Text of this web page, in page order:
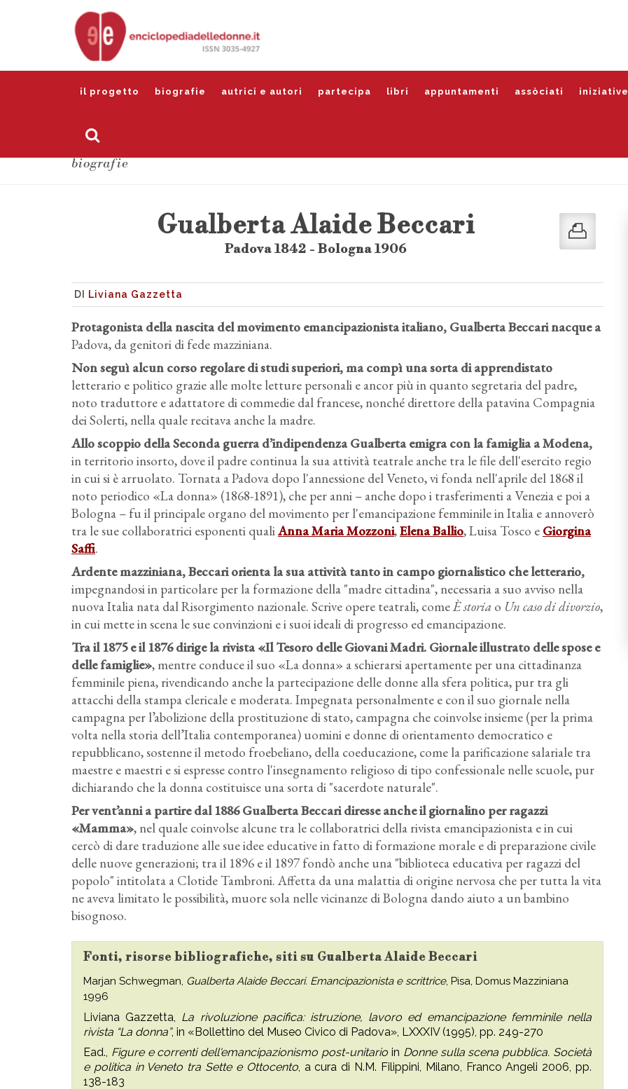
il progetto biografie autrici e autori partecipa libri appuntamenti assòciati iniziative
biografie
Gualberta Alaide Beccari
Padova 1842 - Bologna 1906
DI Liviana Gazzetta
Protagonista della nascita del movimento emancipazionista italiano, Gualberta Beccari nacque a
Padova, da genitori di fede mazziniana.
Non seguì alcun corso regolare di studi superiori, ma compì una sorta di apprendistato
letterario e politico grazie alle molte letture personali e ancor più in quanto segretaria del padre,
noto traduttore e adattatore di commedie dal francese, nonché direttore della patavina Compagnia
dei Solerti, nella quale recitava anche la madre.
Allo scoppio della Seconda guerra d’indipendenza Gualberta emigra con la famiglia a Modena,
in territorio insorto, dove il padre continua la sua attività teatrale anche tra le file dell'esercito regio
in cui si è arruolato. Tornata a Padova dopo l'annessione del Veneto, vi fonda nell'aprile del 1868 il
noto periodico «La donna» (1868-1891), che per anni – anche dopo i trasferimenti a Venezia e poi a
Bologna – fu il principale organo del movimento per l'emancipazione femminile in Italia e annoverò
tra le sue collaboratrici esponenti qualiAnna Maria Mozzoni,Elena Ballio, Luisa Tosco e Giorgina
Saffi.
Ardente mazziniana, Beccari orienta la sua attività tanto in campo giornalistico che letterario,
impegnandosi in particolare per la formazione della "madre cittadina", necessaria a suo avviso nella
nuova Italia nata dal Risorgimento nazionale. Scrive opere teatrali, comeÈ storia o Un caso di divorzio,
in cui mette in scena le sue convinzioni e i suoi ideali di progresso ed emancipazione.
Tra il 1875 e il 1876 dirige la rivista «Il Tesoro delle Giovani Madri. Giornale illustrato delle spose e
delle famiglie», mentre conduce il suo «La donna» a schierarsi apertamente per una cittadinanza
femminile piena, rivendicando anche la partecipazione delle donne alla sfera politica, pur tra gli
attacchi della stampa clericale e moderata. Impegnata personalmente e con il suo giornale nella
campagna per l’abolizione della prostituzione di stato, campagna che coinvolse insieme (per la prima
volta nella storia dell’Italia contemporanea) uomini e donne di orientamento democratico e
repubblicano, sostenne il metodo froebeliano, della coeducazione, come la parificazione salariale tra
maestre e maestri e si espresse contro l'insegnamento religioso di tipo confessionale nelle scuole, pur
dichiarando che la donna costituisce una sorta di "sacerdote naturale".
Per vent’anni a partire dal 1886 Gualberta Beccari diresse anche il giornalino per ragazzi
«Mamma», nel quale coinvolse alcune tra le collaboratrici della rivista emancipazionista e in cui
cercò di dare traduzione alle sue idee educative in fatto di formazione morale e di preparazione civile
delle nuove generazioni; tra il 1896 e il 1897 fondò anche una "biblioteca educativa per ragazzi del
popolo" intitolata a Clotide Tambroni. Affetta da una malattia di origine nervosa che per tutta la vita
ne aveva limitato le possibilità, muore sola nelle vicinanze di Bologna dando aiuto a un bambino
bisognoso.
Fonti, risorse bibliografiche, siti su Gualberta Alaide Beccari
Marjan Schwegman, Gualberta Alaide Beccari. Emancipazionista e scrittrice, Pisa, Domus Mazziniana
1996
Liviana Gazzetta, La rivoluzione pacifica: istruzione, lavoro ed emancipazione femminile nella
rivista “La donna”, in «Bollettino del Museo Civico di Padova», LXXXIV (1995), pp. 249-270
Ead., Figure e correnti dell'emancipazionismo post-unitario in Donne sulla scena pubblica. Società
e politica in Veneto tra Sette e Ottocento, a cura di N.M. Filippini, Milano, Franco Angeli 2006, pp.
138-183